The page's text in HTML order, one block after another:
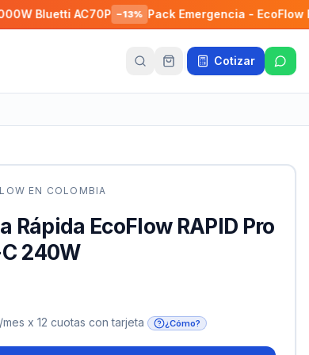
AC70P −13% Pack Emergencia - EcoFlow E980
Cotizar
EN COLOMBIA
Rápida EcoFlow RAPID Pro
240W
/mes x 12 cuotas con tarjeta ¿Cómo?